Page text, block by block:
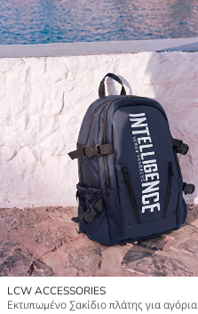
LCW ACCESSORIES
Εκτυπωμένο Σακίδιο πλάτης για αγόρια